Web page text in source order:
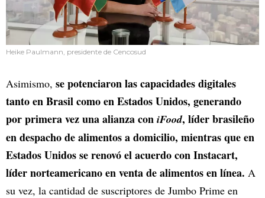
Heike Paulmann, presidente de Cencosud
Asimismo, se potenciaron las capacidades digitales
tanto en Brasil como en Estados Unidos, generando
por primera vez una alianza con iFood, líder brasileño
en despacho de alimentos a domicilio, mientras que en
Estados Unidos se renovó el acuerdo con Instacart,
líder norteamericano en venta de alimentos en línea. A
su vez, la cantidad de suscriptores de Jumbo Prime en